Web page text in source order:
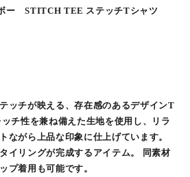
ー STITCH TEE ステッチTシャツ
ッチが映える、存在感のあるデザインT
チ性を兼ね備えた生地を使用し、リラ
ながら上品な印象に仕上げています。
イリングが完成するアイテム。 同素材
プ着用も可能です。